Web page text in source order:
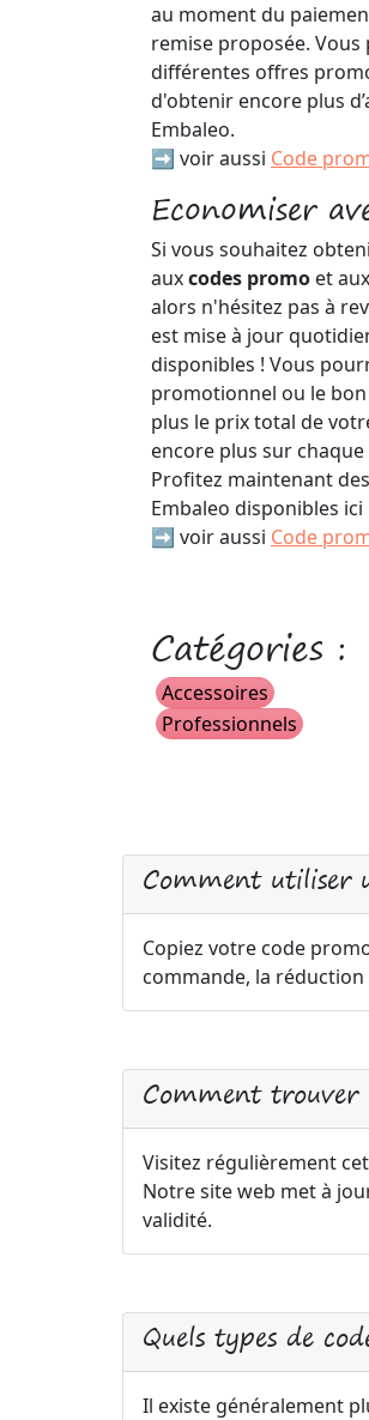
au moment du
remise proposée.
différentes offres
d'obtenir encore plus
Embaleo.
➡️ voir aussi Code
Economiser
Si vous souhaitez
auxcodes promo et
alors n'hésitez pas à
est mise à jour
disponibles ! Vous
promotionnel ou le
plus le prix total de
encore plus sur chaque
Profitez maintenant
Embaleo disponibles ici
➡️ voir aussi Code
Catégories :
Accessoires
Professionnels
Comment utiliser
Copiez votre code
commande, la
Comment trouver
Visitez régulièrement
Notre site web met à
validité.
Quels types de
Il existe généralement